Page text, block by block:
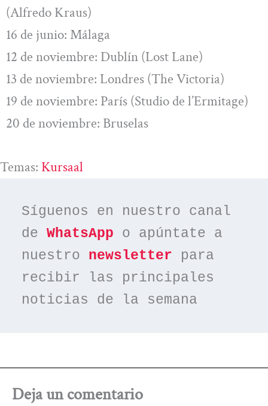
(Alfredo Kraus)
16 de junio: Málaga
12 de noviembre: Dublín (Lost Lane)
13 de noviembre: Londres (The Victoria)
19 de noviembre: París (Studio de l’Ermitage)
20 de noviembre: Bruselas
Temas: Kursaal
Síguenos en nuestro canal
de WhatsApp o apúntate a
nuestro newsletter para
recibir las principales
noticias de la semana
Deja un comentario